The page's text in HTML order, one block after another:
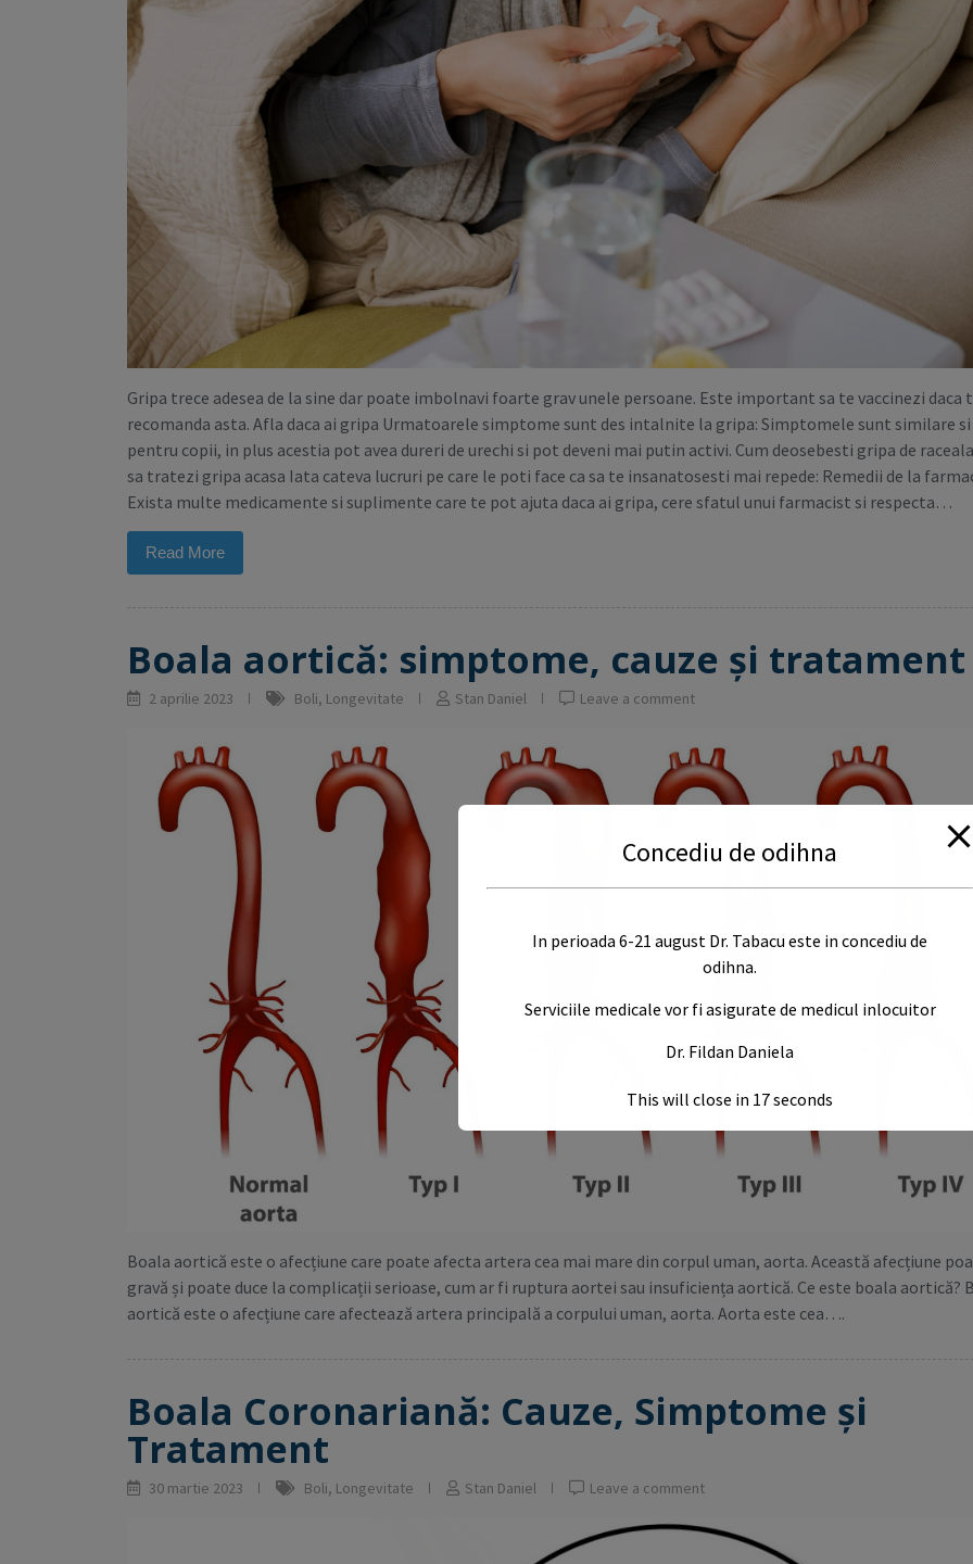
Gripa trece adesea de la sine dar poate imbolnavi foarte grav unele persoane. Este important sa te vaccinezi daca
recomanda asta. Afla daca ai gripa Urmatoarele simptome sunt des intalnite la gripa: Simptomele sunt similare si
pentru copii, in plus acestia pot avea dureri de urechi si pot deveni mai putin activi. Cum deosebesti gripa de
sa tratezi gripa acasa Iata cateva lucruri pe care le poti face ca sa te insanatosesti mai repede: Remedii de la
Exista multe medicamente si suplimente care te pot ajuta daca ai gripa, cere sfatul unui farmacist si respecta…
Read More
Boala aortică: simptome, cauze și tratament
2 aprilie 2023 Boli, Longevitate Stan Daniel Leave a comment
Boala aortică este o afecțiune care poate afecta artera cea mai mare din corpul uman, aorta. Această afecțiune
gravă și poate duce la complicații serioase, cum ar fi ruptura aortei sau insuficiența aortică. Ce este boala aortică?
aortică este o afecțiune care afectează artera principală a corpului uman, aorta. Aorta este cea….
Boala Coronariană: Cauze, Simptome și
Tratament
30 martie 2023 Boli, Longevitate Stan Daniel Leave a comment
Concediu de odihna
In perioada 6-21 august Dr. Tabacu este in concediu de
odihna.
Serviciile medicale vor fi asigurate de medicul inlocuitor
Dr. Fildan Daniela
This will close in 15seconds